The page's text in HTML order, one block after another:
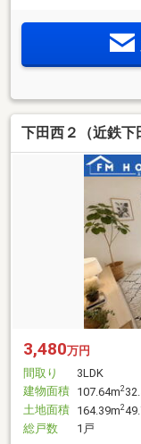
下田西２（近鉄下
3,480万円
間取り
3LDK
建物面積 107.64m2
土地面積 164.39m2
総戸数
1戸